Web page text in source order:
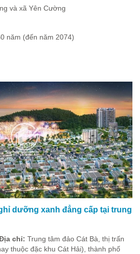
và xã Yên Cường
năm (đến năm 2074)
dưỡng xanh đẳng cấp tại trung
chỉ: Trung tâm đảo Cát Bà, thị trấn
thuộc đặc khu Cát Hải), thành phố